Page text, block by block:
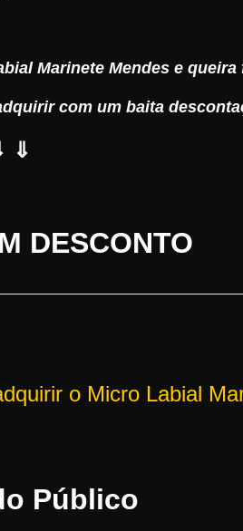
Marinete Mendes e queira
com um baita
⇓
DESCONTO
o Micro Labial
Público